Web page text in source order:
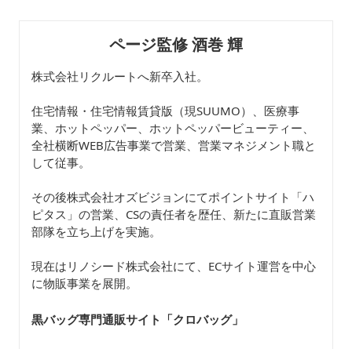
ページ監修 酒巻 輝
株式会社リクルートへ新卒入社。
住宅情報・住宅情報賃貸版（現SUUMO）、医療事
業、ホットペッパー、ホットペッパービューティー、
全社横断WEB広告事業で営業、営業マネジメント職と
して従事。
その後株式会社オズビジョンにてポイントサイト「ハ
ピタス」の営業、CSの責任者を歴任、新たに直販営業
部隊を立ち上げを実施。
現在はリノシード株式会社にて、ECサイト運営を中心
に物販事業を展開。
黒バッグ専門通販サイト「クロバッグ」